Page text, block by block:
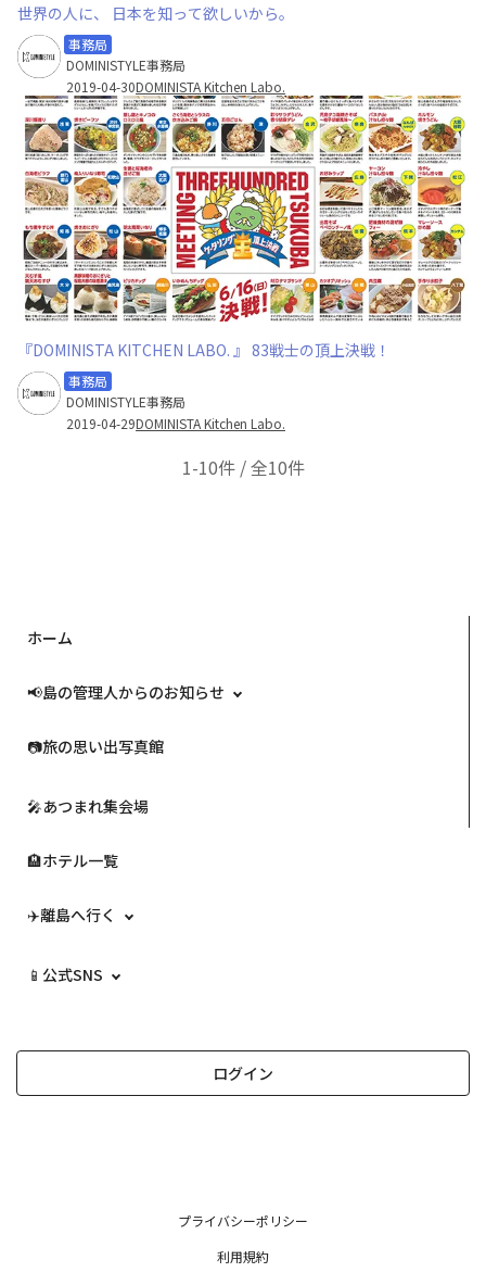
世界の人に、 日本を知って欲しいから。
事務局
DOMINISTYLE事務局
2019-04-30DOMINISTA Kitchen Labo.
『DOMINISTA KITCHEN LABO. 』 83戦士の頂上決戦！
事務局
DOMINISTYLE事務局
2019-04-29DOMINISTA Kitchen Labo.
1-10件 / 全10件
ホーム
📢島の管理人からのお知らせ
📷️旅の思い出写真館
🎤あつまれ集会場
🏨ホテル一覧
✈️離島へ行く
📱公式SNS
ログイン
プライバシーポリシー
利用規約